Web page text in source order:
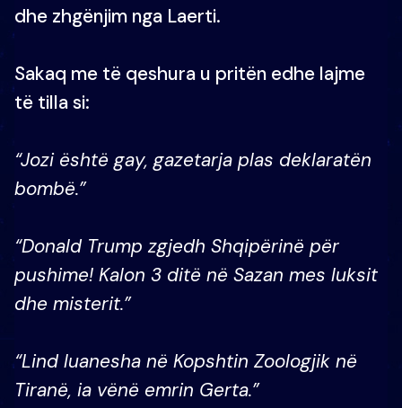
dhe zhgënjim nga Laerti.
Sakaq me të qeshura u pritën edhe lajme
të tilla si:
“Jozi është gay, gazetarja plas deklaratën
bombë.”
“Donald Trump zgjedh Shqipërinë për
pushime! Kalon 3 ditë në Sazan mes luksit
dhe misterit.”
“Lind luanesha në Kopshtin Zoologjik në
Tiranë, ia vënë emrin Gerta.”